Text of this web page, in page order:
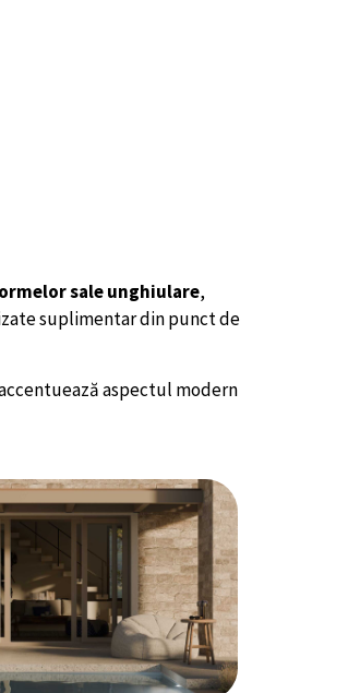
sale unghiulare,
suplimentar din punct de
aspectul modern